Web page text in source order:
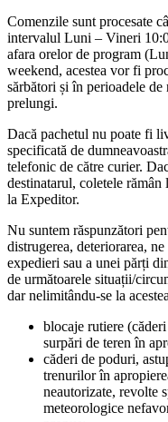
Comenzile sunt procesate
intervalul Luni – Vineri
afara orelor de program
weekend, acestea vor fi
sărbători și în perioadele
prelungi.
Dacă pachetul nu poate fi
specificată de
telefonic de către curier.
destinatarul, coletele
la Expeditor.
Nu suntem răspunzători
distrugerea, deteriorarea,
expedieri sau a unei părți
de următoarele situații/
dar nelimitându-se la
blocaje rutiere
surpări de teren în
căderi de poduri,
trenurilor în
neautorizate, revolte
meteorologice